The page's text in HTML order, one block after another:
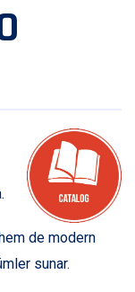
de modern
sunar.